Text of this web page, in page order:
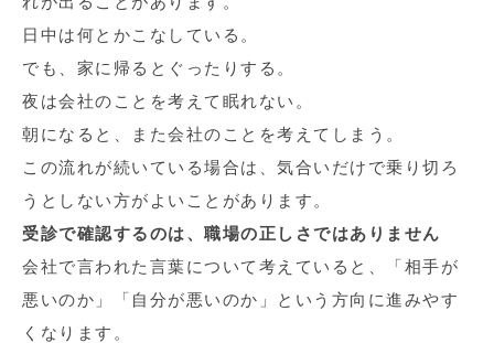
日中は何とかこなしている。
でも、家に帰るとぐったりする。
夜は会社のことを考えて眠れない。
朝になると、また会社のことを考えてしまう。
この流れが続いている場合は、気合いだけで乗り切ろ
うとしない方がよいことがあります。
受診で確認するのは、職場の正しさではありません
会社で言われた言葉について考えていると、「相手が
悪いのか」「自分が悪いのか」という方向に進みやす
くなります。